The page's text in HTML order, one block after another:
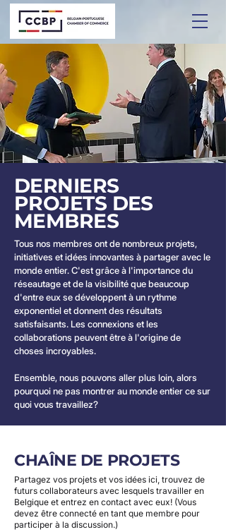
DERNIERS
PROJETS DES
MEMBRES
Tous nos membres ont de nombreux projets,
initiatives et idées innovantes à partager avec le
monde entier. C'est grâce à l'importance du
réseautage et de la visibilité que beaucoup
d'entre eux se développent à un rythme
exponentiel et donnent des résultats
satisfaisants. Les connexions et les
collaborations peuvent être à l'origine de
choses incroyables.
Ensemble, nous pouvons aller plus loin, alors
pourquoi ne pas montrer au monde entier ce sur
quoi vous travaillez?
CHAÎNE DE PROJETS
Partagez vos projets et vos idées ici, trouvez de
futurs collaborateurs avec lesquels travailler en
Belgique et entrez en contact avec eux! (Vous
devez être connecté en tant que membre pour
participer à la discussion.)